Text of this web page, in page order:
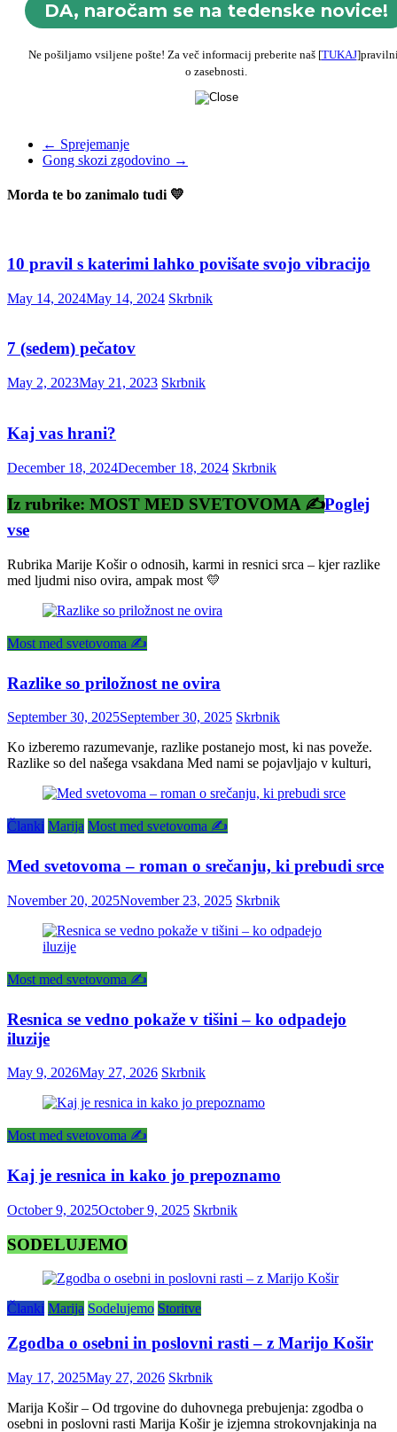
Ne pošiljamo vsiljene pošte! Za več informacij preberite naš [TUKAJ
o zasebnosti.
← Sprejemanje
Gong skozi zgodovino →
Morda te bo zanimalo tudi 💛
10 pravil s katerimi lahko povišate svojo vibracijo
May 14, 2024May 14, 2024 Skrbnik
7 (sedem) pečatov
May 2, 2023May 21, 2023 Skrbnik
Kaj vas hrani?
December 18, 2024December 18, 2024 Skrbnik
Iz rubrike: MOST MED SVETOVOMA ✍️Poglej
vse
Rubrika Marije Košir o odnosih, karmi in resnici srca – kjer razlike
med ljudmi niso ovira, ampak most 💛
Most med svetovoma ✍️
Razlike so priložnost ne ovira
September 30, 2025September 30, 2025 Skrbnik
Ko izberemo razumevanje, razlike postanejo most, ki nas poveže.
Razlike so del našega vsakdana Med nami se pojavljajo v kulturi,
Članki Marija Most med svetovoma ✍️
Med svetovoma – roman o srečanju, ki prebudi srce
November 20, 2025November 23, 2025 Skrbnik
Most med svetovoma ✍️
Resnica se vedno pokaže v tišini – ko odpadejo
iluzije
May 9, 2026May 27, 2026 Skrbnik
Most med svetovoma ✍️
Kaj je resnica in kako jo prepoznamo
October 9, 2025October 9, 2025 Skrbnik
SODELUJEMO
Članki Marija Sodelujemo Storitve
Zgodba o osebni in poslovni rasti – z Marijo Košir
May 17, 2025May 27, 2026 Skrbnik
Marija Košir – Od trgovine do duhovnega prebujenja: zgodba o
osebni in poslovni rasti Marija Košir je izjemna strokovnjakinja na